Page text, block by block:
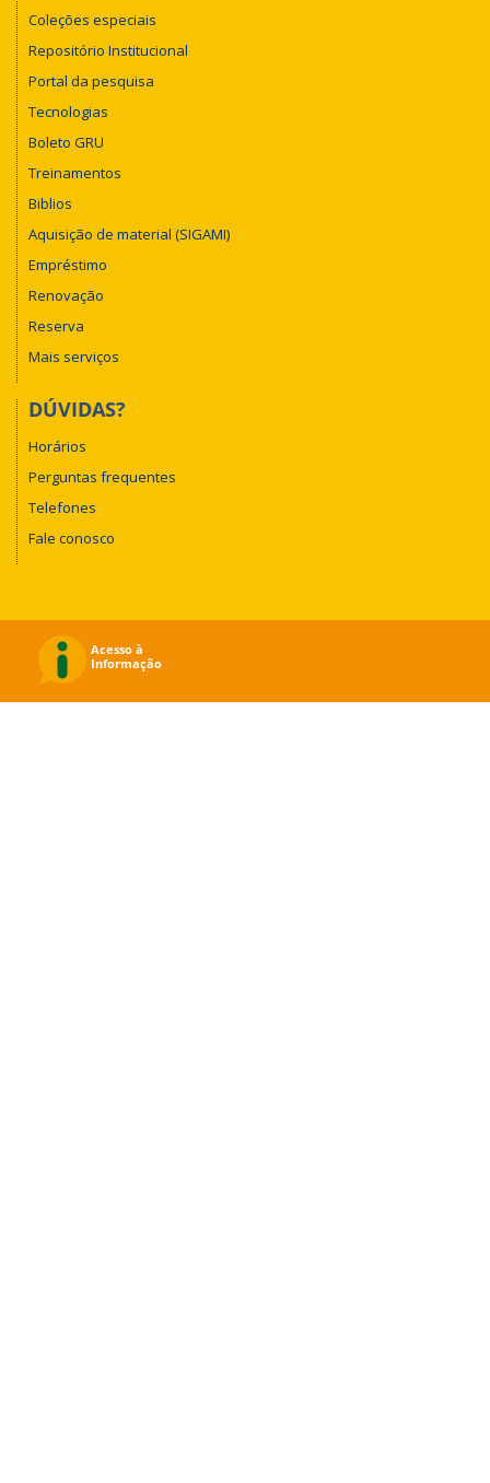
Coleções especiais
Repositório Institucional
Portal da pesquisa
Tecnologias
Boleto GRU
Treinamentos
Biblios
Aquisição de material (SIGAMI)
Empréstimo
Renovação
Reserva
Mais serviços
DÚVIDAS?
Horários
Perguntas frequentes
Telefones
Fale conosco